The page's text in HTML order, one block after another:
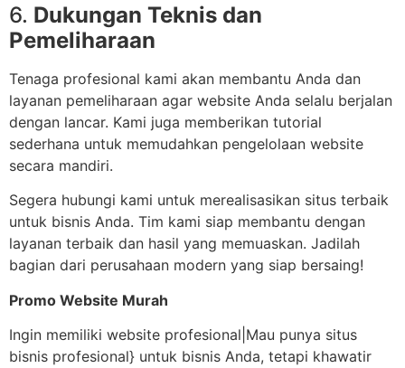
6. Dukungan Teknis dan
Pemeliharaan
Tenaga profesional kami akan membantu Anda dan
layanan pemeliharaan agar website Anda selalu berjalan
dengan lancar. Kami juga memberikan tutorial
sederhana untuk memudahkan pengelolaan website
secara mandiri.
Segera hubungi kami untuk merealisasikan situs terbaik
untuk bisnis Anda. Tim kami siap membantu dengan
layanan terbaik dan hasil yang memuaskan. Jadilah
bagian dari perusahaan modern yang siap bersaing!
Promo Website Murah
Ingin memiliki website profesional|Mau punya situs
bisnis profesional} untuk bisnis Anda, tetapi khawatir